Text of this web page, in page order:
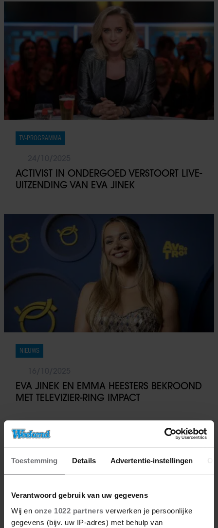
Toestemming Details Advertentie-instellingen
Verantwoord gebruik van uw gegevens
Wij en onze 1022 partners verwerken je persoonlijke
gegevens (bijv. uw IP-adres) met behulp van
TV-PROGRAMMA
ACTIVIST IN ONDERGOED VERSTOORT LIVE-
UITZENDING VAN EVA JINEK
NIEUWS
EVA JINEK EN EMMA HEESTERS BEKROOND
MET TELEVIZIER-RING IMPACT